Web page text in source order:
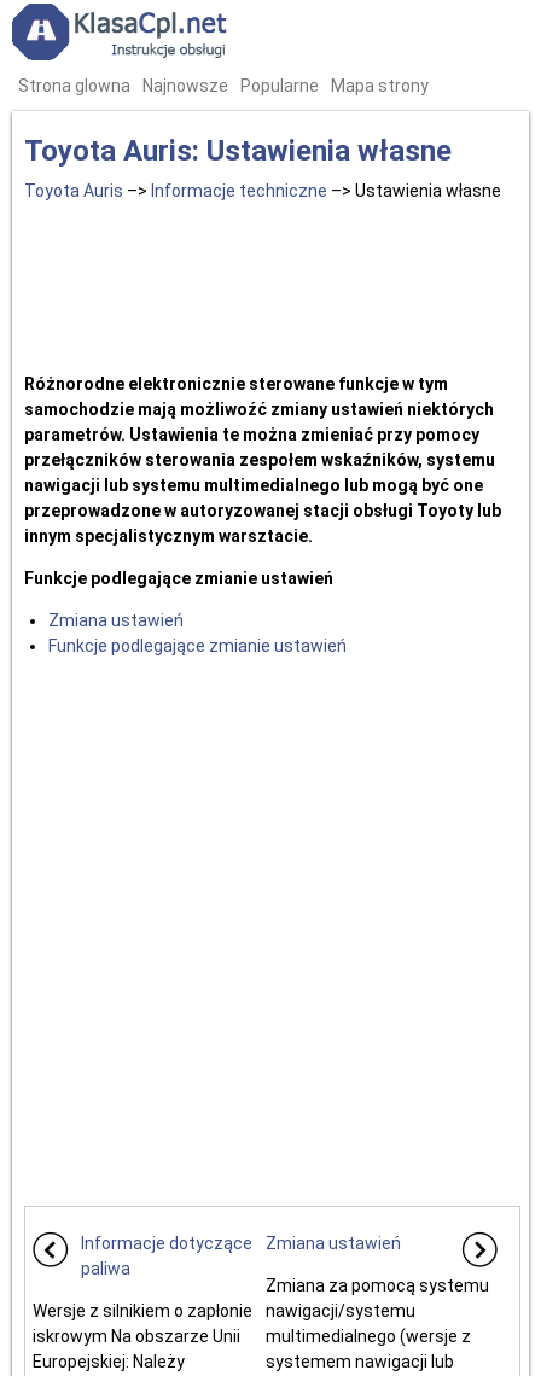
Strona glowna Najnowsze Popularne Mapa strony
Toyota Auris: Ustawienia własne
Toyota Auris –> Informacje techniczne –> Ustawienia własne
Różnorodne elektronicznie sterowane funkcje w tym
samochodzie mają możliwoźć zmiany ustawień niektórych
parametrów. Ustawienia te można zmieniać przy pomocy
przełączników sterowania zespołem wskaźników, systemu
nawigacji lub systemu multimedialnego lub mogą być one
przeprowadzone w autoryzowanej stacji obsługi Toyoty lub
innym specjalistycznym warsztacie.
Funkcje podlegające zmianie ustawień
Zmiana ustawień
Funkcje podlegające zmianie ustawień
Informacje dotyczące
paliwa
Wersje z silnikiem o zapłonie
iskrowym Na obszarze Unii
Europejskiej: Należy
Zmiana ustawień
Zmiana za pomocą systemu
nawigacji/systemu
multimedialnego (wersje z
systemem nawigacji lub